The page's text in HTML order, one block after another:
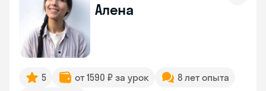
Алена
5 от 1590 ₽ за урок
8 лет опыта